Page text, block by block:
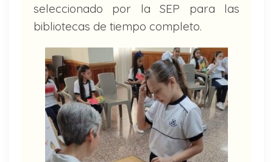
seleccionado por la SEP para las
bibliotecas de tiempo completo.